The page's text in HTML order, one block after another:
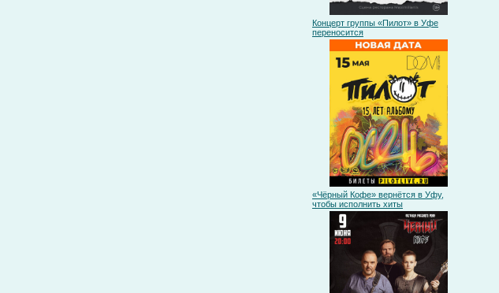
Концерт группы «Пилот» в Уфе
переносится
«Чёрный Кофе» вернётся в Уфу,
чтобы исполнить хиты